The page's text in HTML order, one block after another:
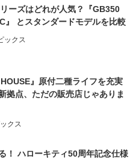
リーズはどれが人気？『GB350
』 とスタンダードモデルを比較
ックス
』原付二種ライフを充実
拠点、ただの販売店じゃありま
クス
！ ハローキティ50周年記念仕様